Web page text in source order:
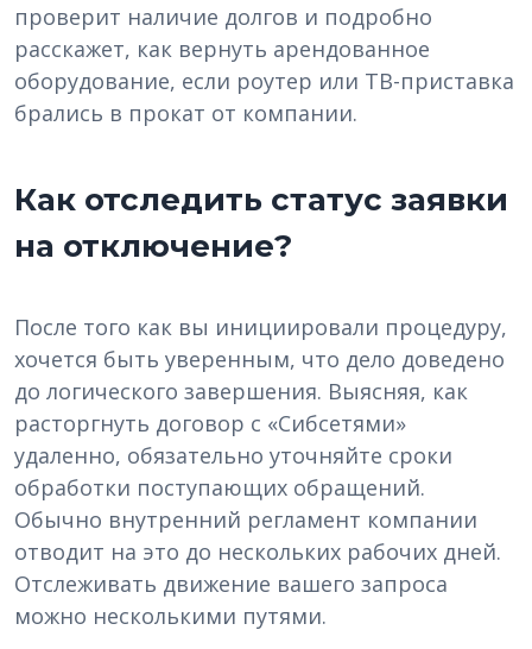
проверит наличие долгов и подробно
расскажет, как вернуть арендованное
оборудование, если роутер или ТВ-приставка
брались в прокат от компании.
Как отследить статус заявки
на отключение?
После того как вы инициировали процедуру,
хочется быть уверенным, что дело доведено
до логического завершения. Выясняя, как
расторгнуть договор с «Сибсетями»
удаленно, обязательно уточняйте сроки
обработки поступающих обращений.
Обычно внутренний регламент компании
отводит на это до нескольких рабочих дней.
Отслеживать движение вашего запроса
можно несколькими путями.